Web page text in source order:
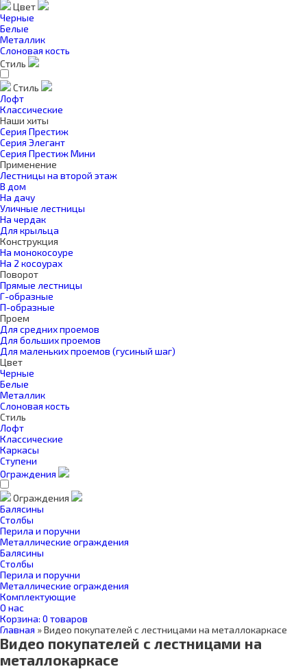
Цвет
Черные
Белые
Металлик
Слоновая кость
Стиль
Стиль
Лофт
Классические
Наши хиты
Серия Престиж
Серия Элегант
Серия Престиж Мини
Применение
Лестницы на второй этаж
В дом
На дачу
Уличные лестницы
На чердак
Для крыльца
Конструкция
На монокосоуре
На 2 косоурах
Поворот
Прямые лестницы
Г-образные
П-образные
Проем
Для средних проемов
Для больших проемов
Для маленьких проемов (гусиный шаг)
Цвет
Черные
Белые
Металлик
Слоновая кость
Стиль
Лофт
Классические
Каркасы
Ступени
Ограждения
Ограждения
Балясины
Столбы
Перила и поручни
Металлические ограждения
Балясины
Столбы
Перила и поручни
Металлические ограждения
Комплектующие
О нас
Корзина: 0 товаров
Главная »Видео покупателей с лестницами на металлокаркасе
Видео покупателей с лестницами на
металлокаркасе